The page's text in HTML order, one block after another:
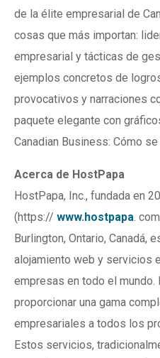
de la élite empresarial de
cosas que más importan:
empresarial y tácticas de
ejemplos concretos de
provocativos y narraciones
paquete elegante con
Canadian Business: Cómo
Acerca de HostPapa
HostPapa, Inc., fundada en
(https:// www.hostpapa.
Burlington, Ontario, Canadá,
alojamiento web y servicios
empresas en todo el
proporcionar una gama
empresariales a todos los
Estos servicios,